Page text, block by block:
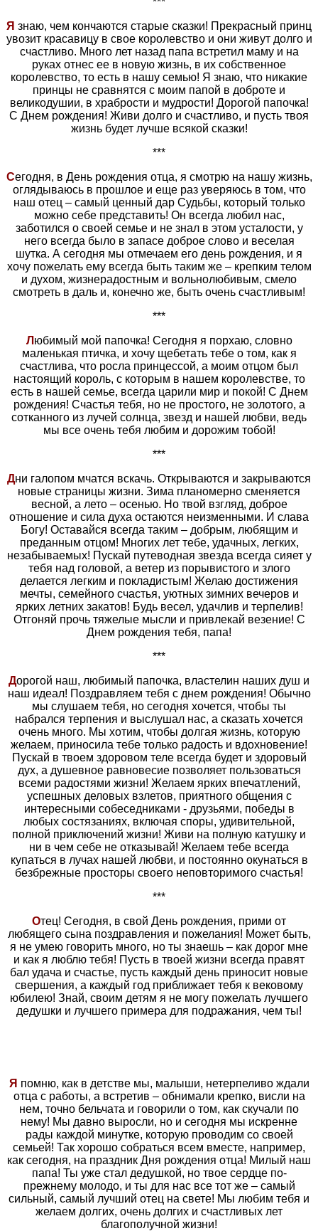
Я знаю, чем кончаются старые сказки! Прекрасный принц
увозит красавицу в свое королевство и они живут долго и
счастливо. Много лет назад папа встретил маму и на
руках отнес ее в новую жизнь, в их собственное
королевство, то есть в нашу семью! Я знаю, что никакие
принцы не сравнятся с моим папой в доброте и
великодушии, в храбрости и мудрости! Дорогой папочка!
С Днем рождения! Живи долго и счастливо, и пусть твоя
жизнь будет лучше всякой сказки!
***
Сегодня, в День рождения отца, я смотрю на нашу жизнь,
оглядываюсь в прошлое и еще раз уверяюсь в том, что
наш отец – самый ценный дар Судьбы, который только
можно себе представить! Он всегда любил нас,
заботился о своей семье и не знал в этом усталости, у
него всегда было в запасе доброе слово и веселая
шутка. А сегодня мы отмечаем его день рождения, и я
хочу пожелать ему всегда быть таким же – крепким телом
и духом, жизнерадостным и вольнолюбивым, смело
смотреть в даль и, конечно же, быть очень счастливым!
***
Л юбимый мой папочка! Сегодня я порхаю, словно
маленькая птичка, и хочу щебетать тебе о том, как я
счастлива, что росла принцессой, а моим отцом был
настоящий король, с которым в нашем королевстве, то
есть в нашей семье, всегда царили мир и покой! С Днем
рождения! Счастья тебя, но не простого, не золотого, а
сотканного из лучей солнца, звезд и нашей любви, ведь
мы все очень тебя любим и дорожим тобой!
***
Дни галопом мчатся вскачь. Открываются и закрываются
новые страницы жизни. Зима планомерно сменяется
весной, а лето – осенью. Но твой взгляд, доброе
отношение и сила духа остаются неизменными. И слава
Богу! Оставайся всегда таким – добрым, любящим и
преданным отцом! Многих лет тебе, удачных, легких,
незабываемых! Пускай путеводная звезда всегда сияет у
тебя над головой, а ветер из порывистого и злого
делается легким и покладистым! Желаю достижения
мечты, семейного счастья, уютных зимних вечеров и
ярких летних закатов! Будь весел, удачлив и терпелив!
Отгоняй прочь тяжелые мысли и привлекай везение! С
Днем рождения тебя, папа!
***
Дорогой наш, любимый папочка, властелин наших душ и
наш идеал! Поздравляем тебя с днем рождения! Обычно
мы слушаем тебя, но сегодня хочется, чтобы ты
набрался терпения и выслушал нас, а сказать хочется
очень много. Мы хотим, чтобы долгая жизнь, которую
желаем, приносила тебе только радость и вдохновение!
Пускай в твоем здоровом теле всегда будет и здоровый
дух, а душевное равновесие позволяет пользоваться
всеми радостями жизни! Желаем ярких впечатлений,
успешных деловых взлетов, приятного общения с
интересными собеседниками - друзьями, победы в
любых состязаниях, включая споры, удивительной,
полной приключений жизни! Живи на полную катушку и
ни в чем себе не отказывай! Желаем тебе всегда
купаться в лучах нашей любви, и постоянно окунаться в
безбрежные просторы своего неповторимого счастья!
***
Отец! Сегодня, в свой День рождения, прими от
любящего сына поздравления и пожелания! Может быть,
я не умею говорить много, но ты знаешь – как дорог мне
и как я люблю тебя! Пусть в твоей жизни всегда правят
бал удача и счастье, пусть каждый день приносит новые
свершения, а каждый год приближает тебя к вековому
юбилею! Знай, своим детям я не могу пожелать лучшего
дедушки и лучшего примера для подражания, чем ты!
Я помню, как в детстве мы, малыши, нетерпеливо ждали
отца с работы, а встретив – обнимали крепко, висли на
нем, точно бельчата и говорили о том, как скучали по
нему! Мы давно выросли, но и сегодня мы искренне
рады каждой минутке, которую проводим со своей
семьей! Так хорошо собраться всем вместе, например,
как сегодня, на праздник Дня рождения отца! Милый наш
папа! Ты уже стал дедушкой, но твое сердце по-
прежнему молодо, и ты для нас все тот же – самый
сильный, самый лучший отец на свете! Мы любим тебя и
желаем долгих, очень долгих и счастливых лет
благополучной жизни!